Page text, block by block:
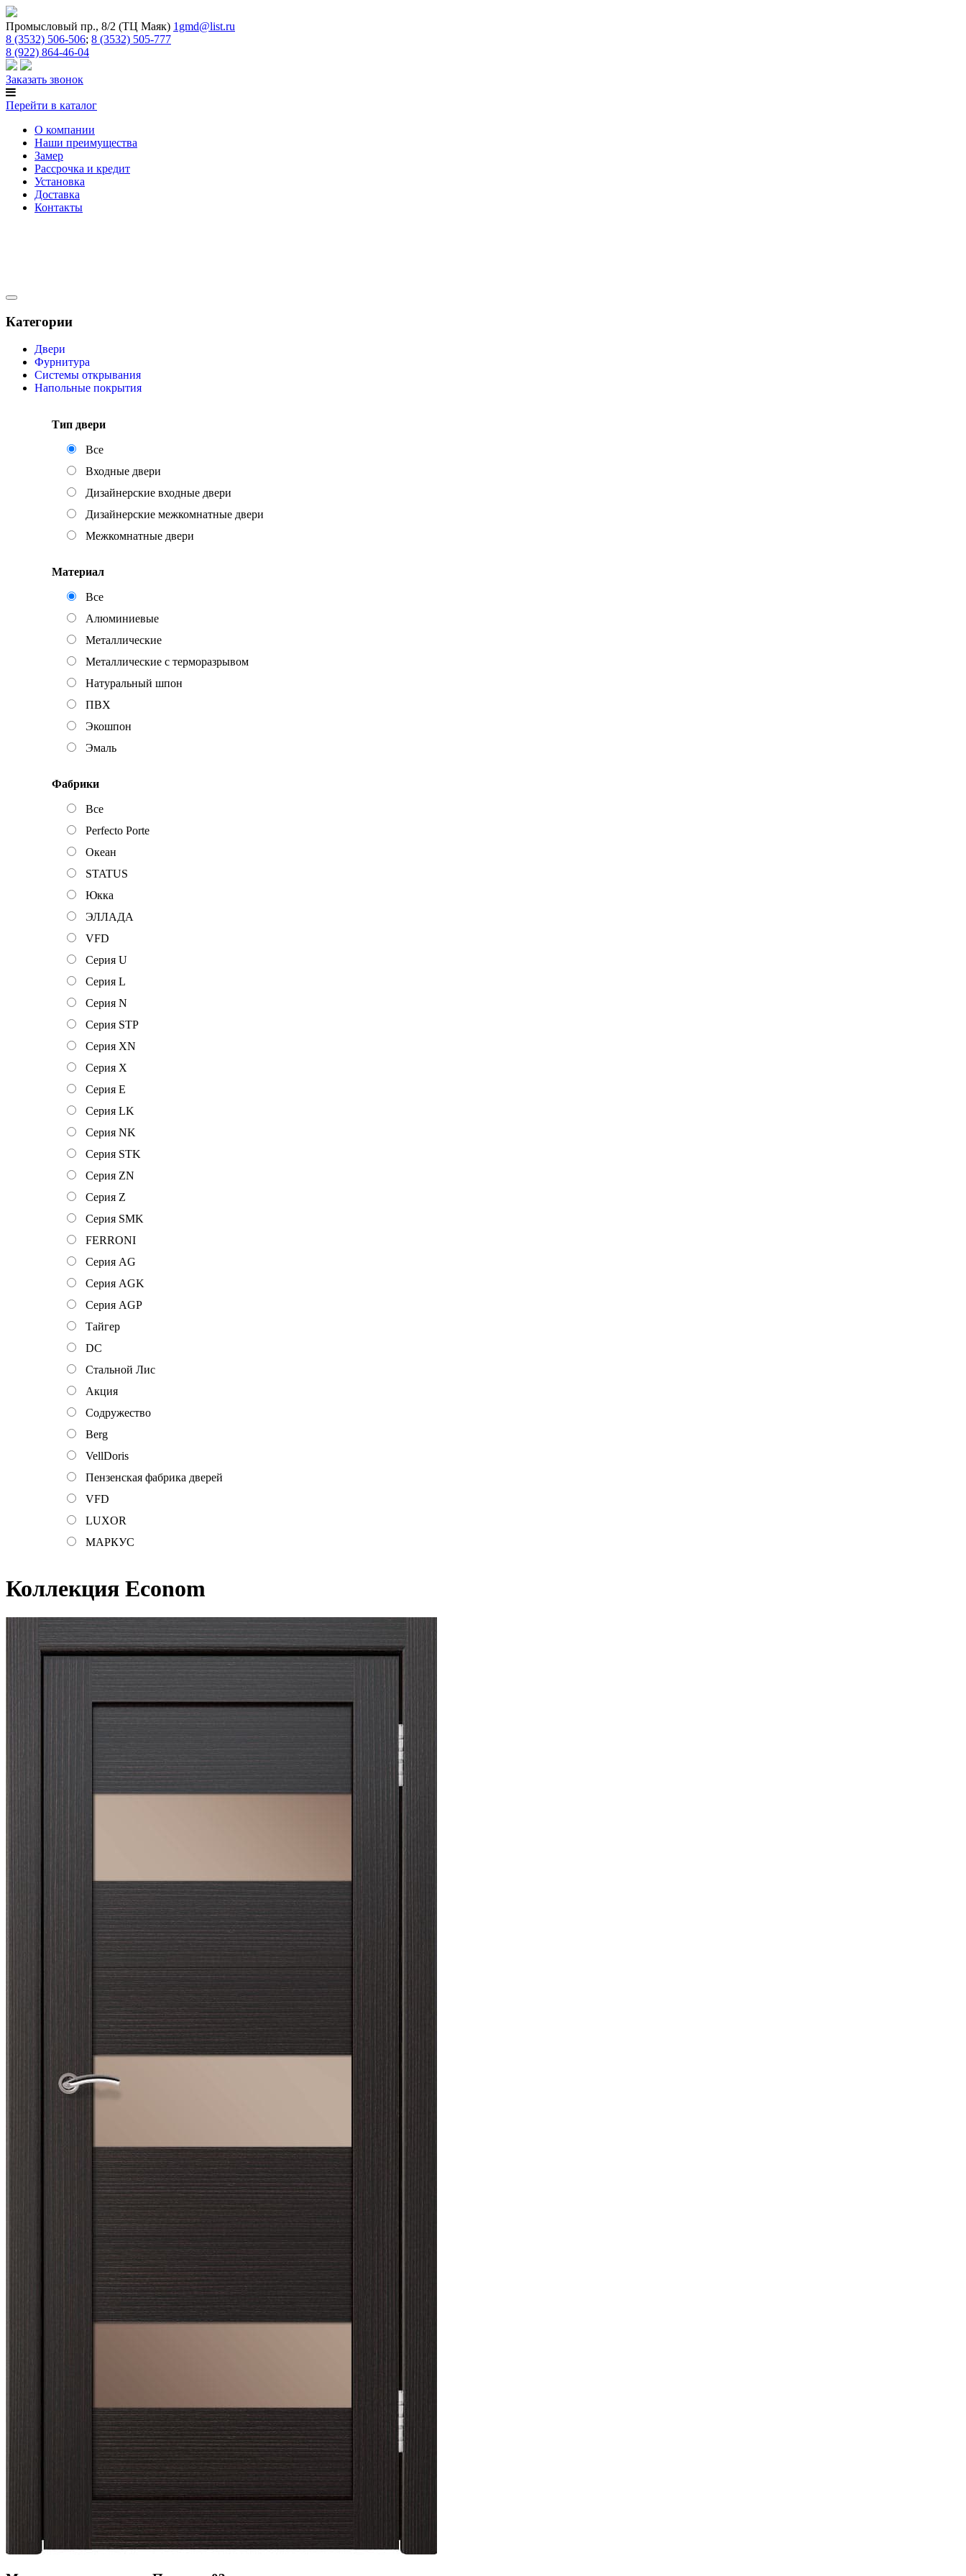
Промысловый пр., 8/2 (ТЦ Маяк) 1gmd@list.ru
8 (3532) 506-506; 8 (3532) 505-777
8 (922) 864-46-04
Заказать звонок
Перейти в каталог
О компании
Наши преимущества
Замер
Рассрочка и кредит
Установка
Доставка
Контакты
Категории
Двери
Фурнитура
Системы открывания
Напольные покрытия
Тип двери
Все
Входные двери
Дизайнерские входные двери
Дизайнерские межкомнатные двери
Межкомнатные двери
Материал
Все
Алюминиевые
Металлические
Металлические с терморазрывом
Натуральный шпон
ПВХ
Экошпон
Эмаль
Фабрики
Все
Perfecto Porte
Океан
STATUS
Юкка
ЭЛЛАДА
VFD
Серия U
Серия L
Серия N
Серия STP
Серия XN
Серия Х
Серия Е
Серия LK
Серия NK
Серия STK
Серия ZN
Серия Z
Серия SMK
FERRONI
Серия AG
Серия AGK
Серия AGP
Тайгер
DC
Стальной Лис
Акция
Содружество
Berg
VellDoris
Пензенская фабрика дверей
VFD
LUXOR
МАРКУС
Коллекция Econom